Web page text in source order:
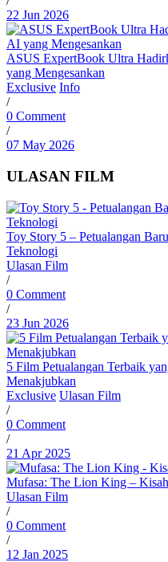
22 Jun 2026
ASUS ExpertBook Ultra
yang Mengesankan
Exclusive Info
/
0 Comment
/
07 May 2026
ULASAN FILM
Toy Story 5 – Petualangan
Teknologi
Ulasan Film
/
0 Comment
/
23 Jun 2026
5 Film Petualangan Terbaik
Menakjubkan
Exclusive Ulasan Film
/
0 Comment
/
21 Apr 2025
Mufasa: The Lion King –
Ulasan Film
/
0 Comment
/
12 Jan 2025